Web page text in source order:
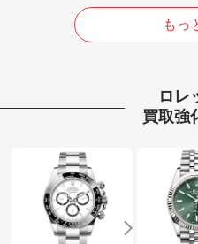
もっ
ロレ
買取強